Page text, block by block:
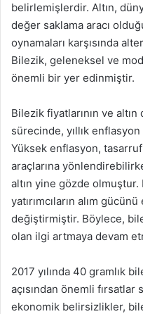
belirlemişlerdir. Altın,
değer saklama aracı
oynamaları karşısında
Bilezik, geleneksel ve
önemli bir yer edinmiştir.
Bilezik fiyatlarının ve
sürecinde, yıllık
Yüksek enflasyon, tasarruf
araçlarına
altın yine gözde olmuştur.
yatırımcıların alım
değiştirmiştir. Böylece,
olan ilgi artmaya devam
2017 yılında 40 gramlık
açısından önemli
ekonomik belirsizlikler,